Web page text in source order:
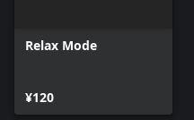
Relax Mode
¥120